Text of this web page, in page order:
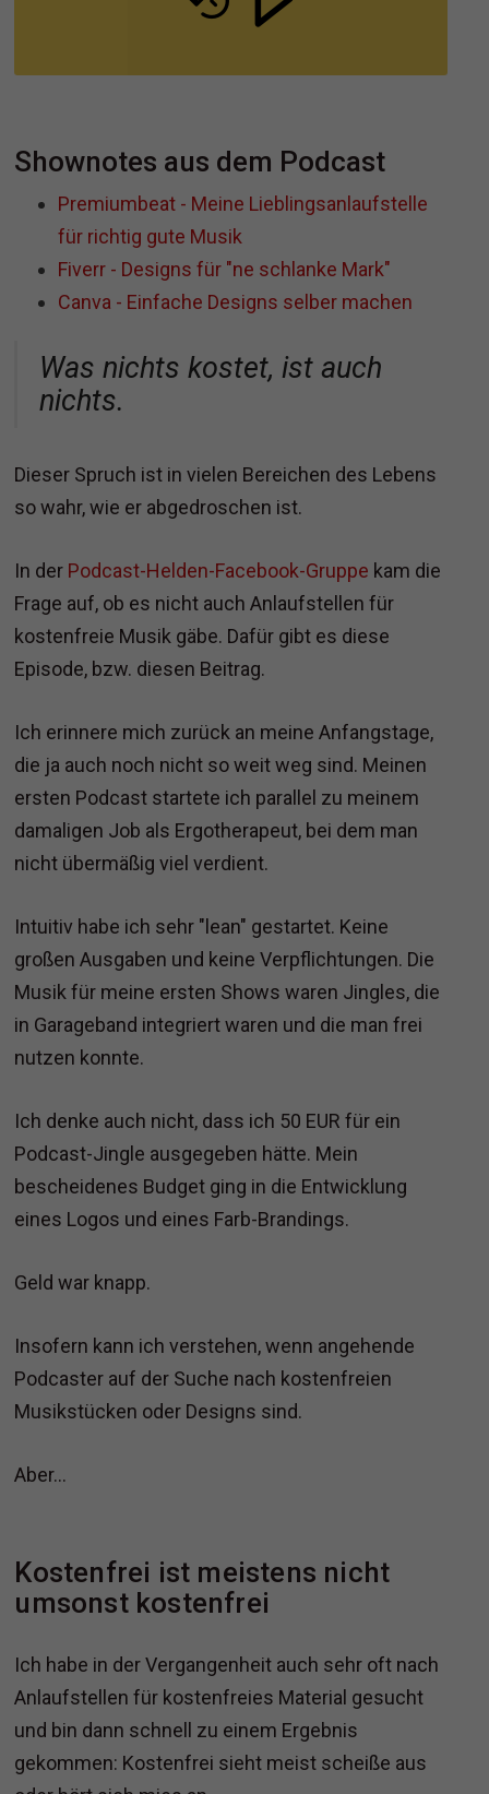
Shownotes aus dem Podcast
Premiumbeat - Meine Lieblingsanlaufstelle
für richtig gute Musik
Fiverr - Designs für "ne schlanke Mark"
Canva - Einfache Designs selber machen
Was nichts kostet, ist auch
nichts.
Dieser Spruch ist in vielen Bereichen des Lebens
so wahr, wie er abgedroschen ist.
In der Podcast-Helden-Facebook-Gruppe kam die
Frage auf, ob es nicht auch Anlaufstellen für
kostenfreie Musik gäbe. Dafür gibt es diese
Episode, bzw. diesen Beitrag.
Ich erinnere mich zurück an meine Anfangstage,
die ja auch noch nicht so weit weg sind. Meinen
ersten Podcast startete ich parallel zu meinem
damaligen Job als Ergotherapeut, bei dem man
nicht übermäßig viel verdient.
Intuitiv habe ich sehr "lean" gestartet. Keine
großen Ausgaben und keine Verpflichtungen. Die
Musik für meine ersten Shows waren Jingles, die
in Garageband integriert waren und die man frei
nutzen konnte.
Ich denke auch nicht, dass ich 50 EUR für ein
Podcast-Jingle ausgegeben hätte. Mein
bescheidenes Budget ging in die Entwicklung
eines Logos und eines Farb-Brandings.
Geld war knapp.
Insofern kann ich verstehen, wenn angehende
Podcaster auf der Suche nach kostenfreien
Musikstücken oder Designs sind.
Aber...
Kostenfrei ist meistens nicht
umsonst kostenfrei
Ich habe in der Vergangenheit auch sehr oft nach
Anlaufstellen für kostenfreies Material gesucht
und bin dann schnell zu einem Ergebnis
gekommen: Kostenfrei sieht meist scheiße aus